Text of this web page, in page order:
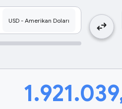
swap_horiz